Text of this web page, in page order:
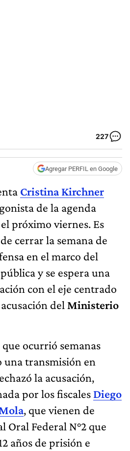
227
Agregar PERFIL en Google
Cristina Kirchner
de la agenda
próximo viernes. Es
cerrar la semana de
en el marco del
y se espera una
con el eje centrado
del Ministerio
ocurrió semanas
una transmisión en
la acusación,
por los fiscales Diego
, que vienen de
Oral Federal N°2 que
años de prisión e